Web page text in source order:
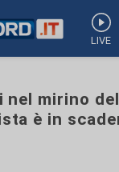
LIVE
nel mirino
è in